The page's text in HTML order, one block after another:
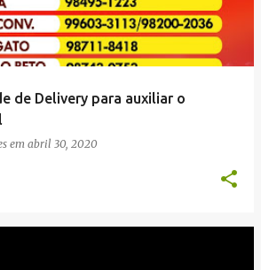
de Delivery para auxiliar o
em abril 30, 2020